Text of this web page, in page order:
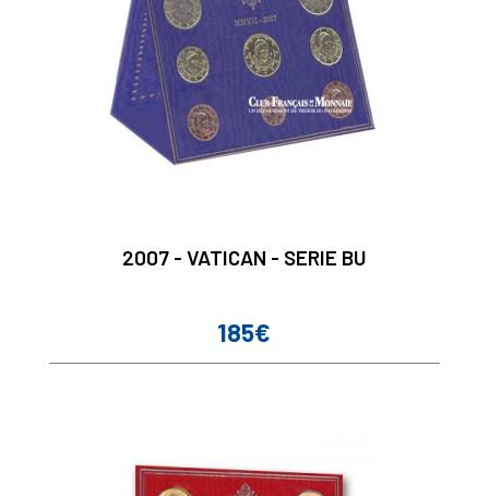
2007 - VATICAN - SERIE BU
Prix
185€